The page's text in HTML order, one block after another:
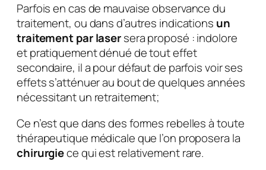
Parfois en cas de mauvaise observance du
traitement, ou dans d’autres indications un
traitement par lasersera proposé : indolore
et pratiquement dénué de tout effet
secondaire, il a pour défaut de parfois voir ses
effets s’atténuer au bout de quelques années
nécessitant un retraitement;
Ce n’est que dans des formes rebelles à toute
thérapeutique médicale que l’on proposera la
chirurgiece qui est relativement rare.